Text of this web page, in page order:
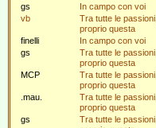
gs
In campo con voi
vb
Tra tutte le passioni,
proprio questa
finelli
In campo con voi
gs
Tra tutte le passioni,
proprio questa
MCP
Tra tutte le passioni,
proprio questa
.mau.
Tra tutte le passioni,
proprio questa
gs
Tra tutte le passioni,